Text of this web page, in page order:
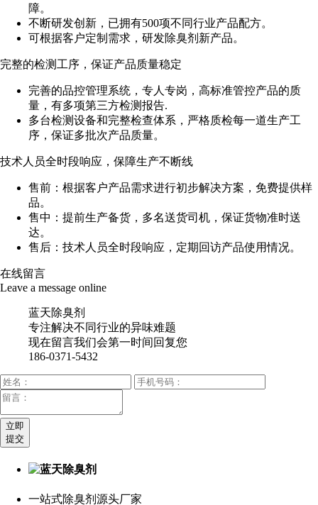
障。
不断研发创新，已拥有500项不同行业产品配方。
可根据客户定制需求，研发除臭剂新产品。
完整的检测工序，保证产品质量稳定
完善的品控管理系统，专人专岗，高标准管控产品的质
量，有多项第三方检测报告.
多台检测设备和完整检查体系，严格质检每一道生产工
序，保证多批次产品质量。
技术人员全时段响应，保障生产不断线
售前：根据客户产品需求进行初步解决方案，免费提供样
品。
售中：提前生产备货，多名送货司机，保证货物准时送
达。
售后：技术人员全时段响应，定期回访产品使用情况。
在线留言
Leave a message online
蓝天除臭剂
专注解决不同行业的异味难题
现在留言我们会第一时间回复您
186-0371-5432
立即
提交
一站式除臭剂源头厂家